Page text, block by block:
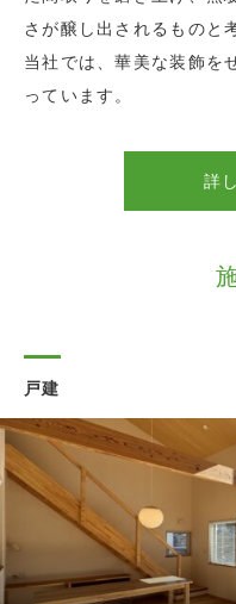
さが醸し出されるものと
当社では、華美な装飾を
っています。
詳
れるエネルギー量などの
量や、光熱費まで試算を
詳
自社設計だからこそでき
からこそできる現場監理
ことのできる住まいを造
詳
当社では、ご入居後も積
握するよう心がけており
戸建